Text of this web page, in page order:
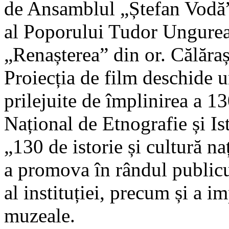
de Ansamblul „Ștefan
al Poporului Tudor
„Renașterea” din or.
Proiecția de film deschide
prilejuite de împlinirea a
Național de Etnografie și
„130 de istorie și cultură
a promova în rândul
al instituției, precum și a
muzeale.